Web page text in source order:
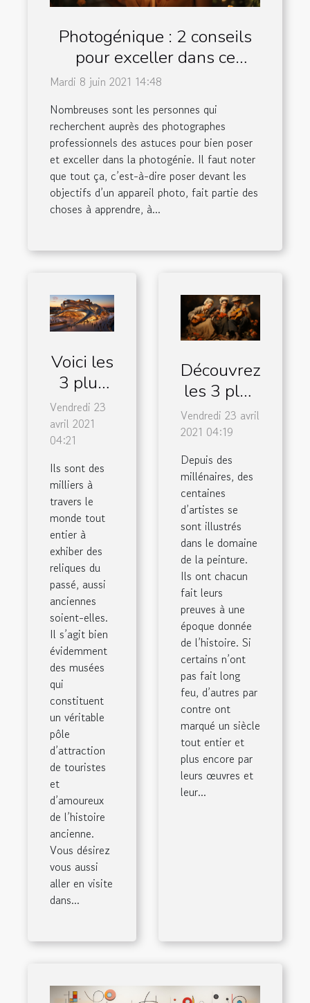
Photogénique : 2 conseils
pour exceller dans ce
domaine
Mardi 8 juin 2021 14:48
Nombreuses sont les personnes qui
recherchent auprès des photographes
professionnels des astuces pour bien poser
et exceller dans la photogénie. Il faut noter
que tout ça, c’est-à-dire poser devant les
objectifs d’un appareil photo, fait partie des
choses à apprendre, à...
Voici les
3 plus
grands
musées
au
monde
Vendredi 23
avril 2021
04:21
Ils sont des
milliers à
travers le
monde tout
entier à
exhiber des
reliques du
passé, aussi
anciennes
soient-elles.
Il s’agit bien
évidemment
des musées
qui
constituent
un véritable
pôle
d’attraction
de touristes
et
d’amoureux
de l’histoire
ancienne.
Vous désirez
vous aussi
aller en visite
dans...
Découvrez
les 3 plus
grands
artistes
de
l’histoire
de la
peinture
Vendredi 23 avril
2021 04:19
Depuis des
millénaires, des
centaines
d’artistes se
sont illustrés
dans le domaine
de la peinture.
Ils ont chacun
fait leurs
preuves à une
époque donnée
de l’histoire. Si
certains n’ont
pas fait long
feu, d’autres par
contre ont
marqué un siècle
tout entier et
plus encore par
leurs œuvres et
leur...